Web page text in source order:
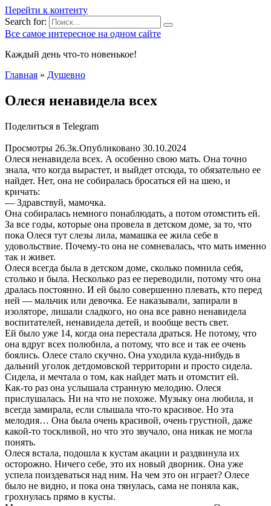
Перейти к контенту
Search for:
Все самое интересное на одном сайте
Каждый день что-то новенькое!
Главная » Душевно
Олеся ненавидела всех
Поделиться в Telegram
Просмотры 26.3к.Опубликовано 30.10.2024
Олеся ненавидела всех. А особенно свою мать. Она точно
знала, что когда вырастет, и выйдет отсюда, то обязательно ее
найдет. Нет, она не собиралась бросаться ей на шею, и
кричать:
— Здравствуй, мамочка.
Она собиралась немного понаблюдать, а потом отомстить ей.
За все годы, которые она провела в детском доме, за то, что
пока Олеся тут слезы лила, мамашка ее жила себе в
удовольствие. Почему-то она не сомневалась, что мать именно
так и живет.
Олеся всегда была в детском доме, сколько помнила себя,
столько и была. Несколько раз ее переводили, потому что она
дралась постоянно. И ей было совершенно плевать, кто перед
ней — мальчик или девочка. Ее наказывали, запирали в
изоляторе, лишали сладкого, но она все равно ненавидела
воспитателей, ненавидела детей, и вообще весть свет.
Ей было уже 14, когда она перестала драться. Не потому, что
она вдруг всех полюбила, а потому, что все и так ее очень
боялись. Олесе стало скучно. Она уходила куда-нибудь в
дальний уголок детдомовской территории и просто сидела.
Сидела, и мечтала о том, как найдет мать и отомстит ей.
Как-то раз она услышала странную мелодию. Олеся
прислушалась. Ни на что не похоже. Музыку она любила, и
всегда замирала, если слышала что-то красивое. Но эта
мелодия… Она была очень красивой, очень грустной, даже
какой-то тоскливой, но что это звучало, она никак не могла
понять.
Олеся встала, подошла к кустам акации и раздвинула их
осторожно. Ничего себе, это их новый дворник. Она уже
успела поиздеваться над ним. На чем это он играет? Олесе
было не видно, и пока она тянулась, сама не поняла как,
грохнулась прямо в кусты.